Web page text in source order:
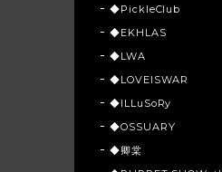
◆PickleClub
◆EKHLAS
◆LWA
◆LOVEISWAR
◆ILLuSoRy
◆OSSUARY
◆卿棠